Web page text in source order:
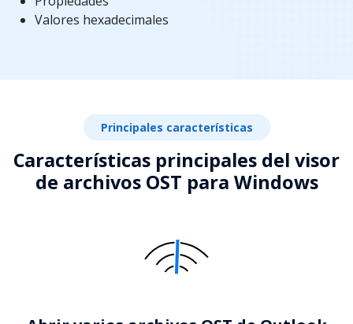
Valores hexadecimales
Principales características
Características principales del visor
de archivos OST para Windows